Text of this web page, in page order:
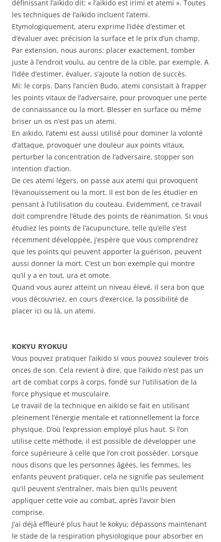
définissant l’aikido dit: « l’aikido est irimi et atemi ». Toutes
les techniques de l’aikido incluent l’atemi.
Etymologiquement, ateru exprime l’idée d’estimer et
d’évaluer avec précision la surface et le prix d’un champ.
Par extension, nous aurons: placer exactement, tomber
juste à l’endroit voulu, au centre de la cible, par exemple. A
l’idée d’estimer, évaluer, s’ajoute la notion de succès.
Mi: le corps. Dans l’ancien Budo, atemi consistait à frapper
les points vitaux de l’adversaire, pour provoquer une perte
de connaissance ou la mort. Blesser en surface ou même
briser un os n’est pas un atemi.
En aikido, l’atemi est aussi utilisé pour dominer la volonté
d’attaque, provoquer une douleur aux points vitaux,
perturber la concentration de l’adversaire, stopper son
intention d’action.
De ces atemi légers, on passe aux atemi qui provoquent
l’évanouissement ou la mort. Il est bon de les étudier en
pensant à l’utilisation du couteau. Evidemment, ce travail
doit comprendre l’étude des points de réanimation. Si vous
étudiez les points de l’acupuncture, telle qu’elle s’est
récemment développée, j’espère que vous comprendrez
que les points qui peuvent apporter la guérison, peuvent
aussi donner la mort. C’est un bon exemple qui montre
qu’il y a en tout, ura et omote.
Quand vous aurez atteint un niveau élevé, il sera bon que
vous découvriez, en cours d’exercice, la possibilité de
placer ici ou là, un atemi.
KOKYU RYOKUU
Vous pouvez pratiquer l’aikido si vous pouvez soulever trois
onces de son. Cela revient à dire, que l’aikido n’est pas un
art de combat corps à corps, fondé sur l’utilisation de la
force physique et musculaire.
Le travail de la technique en aikido se fait en utilisant
pleinement l’énergie mentale et rationnellement la force
physique. D’où l’expression employé plus haut. Si l’on
utilise cette méthode, il est possible de développer une
force supérieure à celle que l’on croit posséder. Lorsque
nous disons que les personnes âgées, les femmes, les
enfants peuvent pratiquer, cela ne signifie pas seulement
qu’il peuvent s’entraîner, mais bien qu’ils peuvent
appliquer cette voie au combat, après l’avoir bien
comprise.
J’ai déjà effleuré plus haut le kokyu; dépassons maintenant
le stade de la respiration physiologique pour absorber en